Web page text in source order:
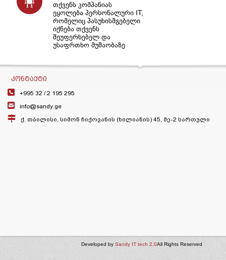
თქვენს კომპანიას
ეყოლება პერსონალური IT,
რომელიც პასუხისმგებელი
იქნება თქვენს
შეუფერხებელ და
უსაფრთხო მუშაობაზე
ᲙᲝᲜᲢᲐᲥᲢᲘ
+995 32 /2 195 295
info@sandy.ge
ქ. თბილისი, სიმონ ჩიქოვანის (ხილიანის) 45, მე-2 სართული
Developed by Sandy IT tech 2.0All Rights Reserved